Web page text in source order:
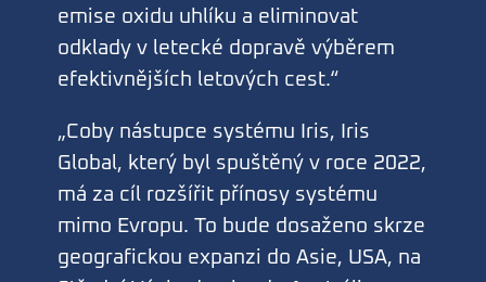
emise oxidu uhlíku a eliminovat
odklady v letecké dopravě výběrem
efektivnějších letových cest.“
„Coby nástupce systému Iris, Iris
Global, který byl spuštěný v roce 2022,
má za cíl rozšířit přínosy systému
mimo Evropu. To bude dosaženo skrze
geografickou expanzi do Asie, USA, na